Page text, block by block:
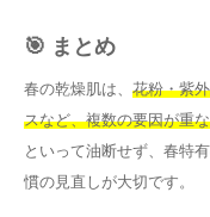
🎯 まとめ
春の乾燥肌は、 花粉・紫
スなど、複数の要因が重
といって油断せず、春特
慣の見直しが大切です。